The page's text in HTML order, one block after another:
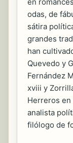
odas, de
sátira
grandes
han
Quevedo y
Fernández
xviii y
Herreros en
analista
filólogo de